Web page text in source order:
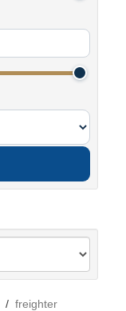
/ freighter